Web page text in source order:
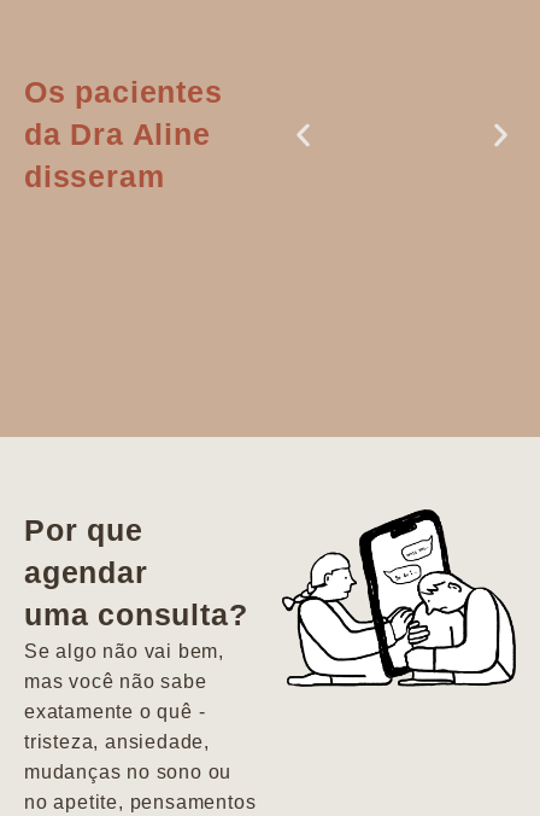
Os pacientes
da Dra Aline
disseram
vida. Ela me
encontrou num
estado misto de
depressão e
agitação com
pensamentos
Por que
agendar
uma consulta?
Se algo não vai bem,
mas você não sabe
exatamente o quê -
tristeza, ansiedade,
mudanças no sono ou
no apetite, pensamentos